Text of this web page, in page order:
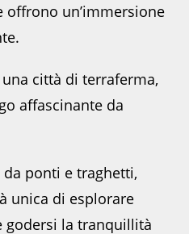
offrono un’immersione
città di terraferma,
affascinante da
da ponti e traghetti,
unica di esplorare
godersi la tranquillità